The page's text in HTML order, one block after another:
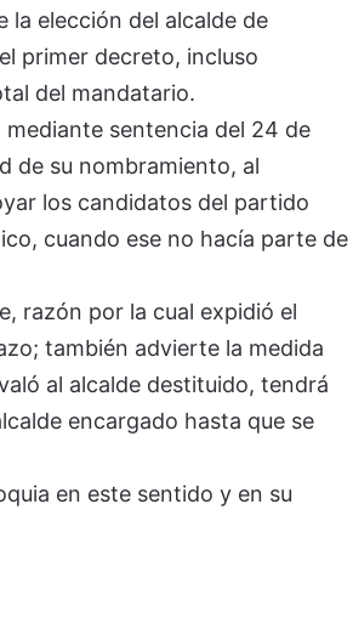
la elección del alcalde de
primer decreto, incluso
del mandatario.
sentencia del 24 de
de su nombramiento, al
los candidatos del partido
cuando ese no hacía parte de
razón por la cual expidió el
también advierte la medida
al alcalde destituido, tendrá
encargado hasta que se
en este sentido y en su